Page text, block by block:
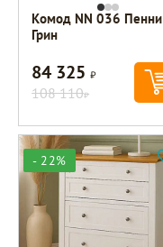
Комод NN 036 Пенни
Грин
84 325Р
108 110Р
- 22%